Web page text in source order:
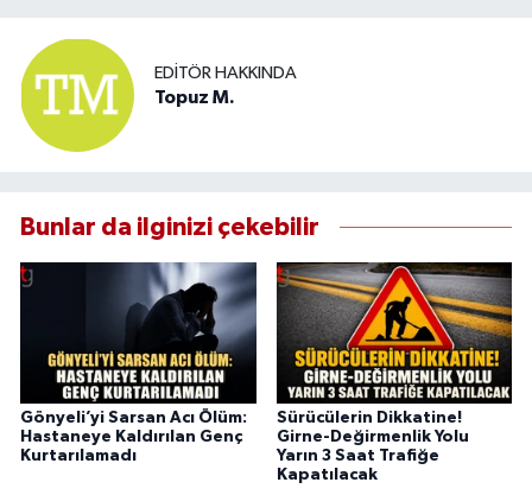
EDITÖR HAKKINDA
Topuz M.
Bunlar da ilginizi çekebilir
Gönyeli’yi Sarsan Acı Ölüm:
Hastaneye Kaldırılan Genç
Kurtarılamadı
Sürücülerin Dikkatine!
Girne-Değirmenlik Yolu
Yarın 3 Saat Trafiğe
Kapatılacak